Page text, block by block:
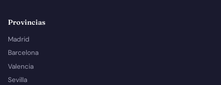
Provincias
Madrid
Barcelona
Valencia
Sevilla